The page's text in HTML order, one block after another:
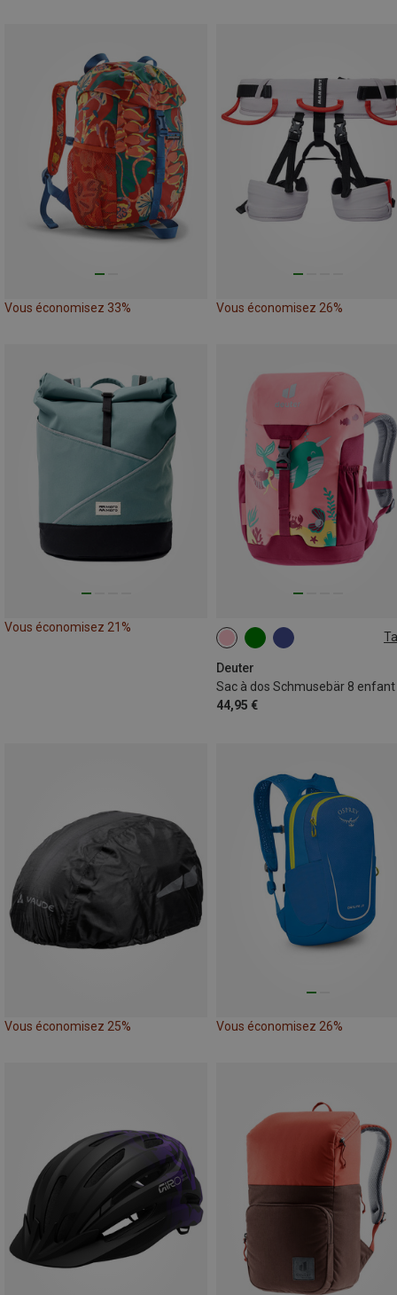
Vous économisez 33% Vous économisez 26%
Vous économisez 21%
Deuter
Sac à dos Schmusebär 8 enfant
44,95 €
8L | S
Vous économisez 25% Vous économisez 26%